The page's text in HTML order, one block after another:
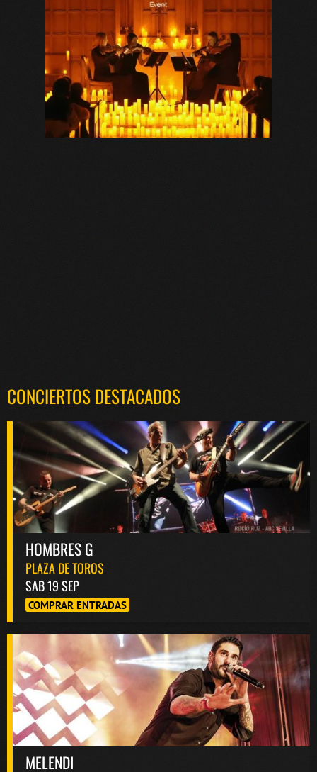
CONCIERTOS DESTACADOS
HOMBRES G
PLAZA DE TOROS
SAB 19 SEP
COMPRAR ENTRADAS
MELENDI